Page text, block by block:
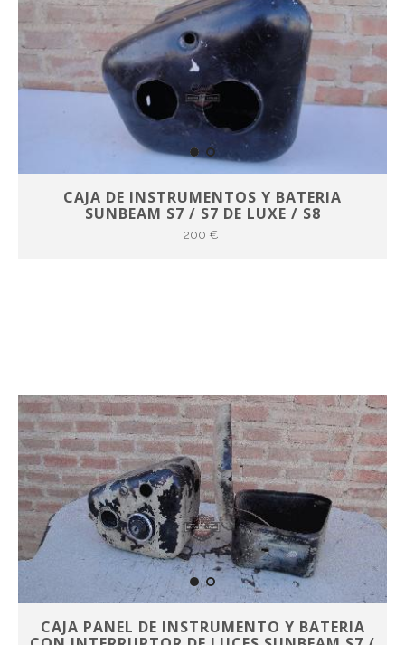
CAJA DE INSTRUMENTOS Y BATERIA
SUNBEAM S7 / S7 DE LUXE / S8
200 €
CAJA PANEL DE INSTRUMENTO Y BATERIA